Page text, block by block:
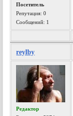
Посетитель
Репутация:0
Сообщений: 1
reylby
Редактор